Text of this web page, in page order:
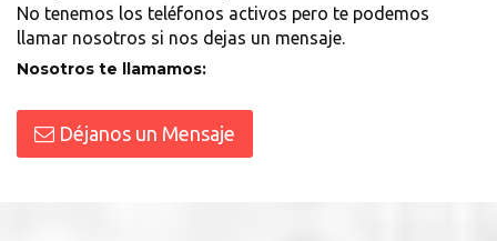
No tenemos los teléfonos activos pero te podemos
llamar nosotros si nos dejas un mensaje.
Nosotros te llamamos:
Déjanos un Mensaje